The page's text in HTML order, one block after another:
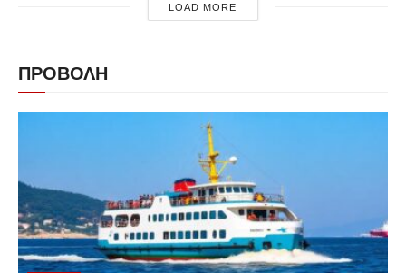
LOAD MORE
ΠΡΟΒΟΛΗ